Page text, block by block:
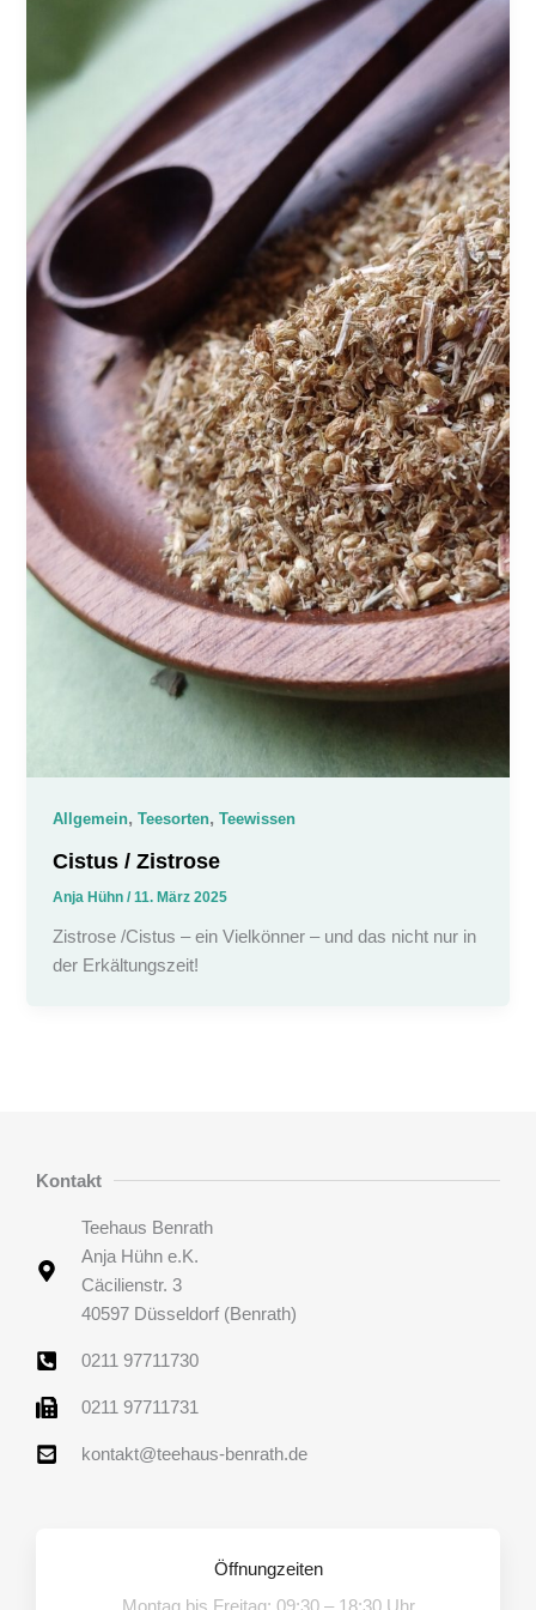
Allgemein,Teesorten,Teewissen
Cistus / Zistrose
Anja Hühn/11. März 2025
Zistrose /Cistus – ein Vielkönner – und das nicht nur in
der Erkältungszeit!
Kontakt
Teehaus Benrath
Anja Hühn e.K.
Cäcilienstr. 3
40597 Düsseldorf (Benrath)
0211 97711730
0211 97711731
kontakt@teehaus-benrath.de
Öffnungzeiten